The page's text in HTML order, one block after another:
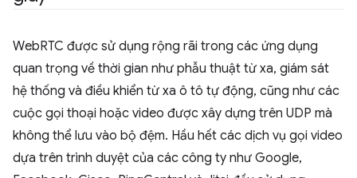
WebRTC được sử dụng rộng rãi trong các ứng dụng
quan trọng về thời gian như phẫu thuật từ xa, giám sát
hệ thống và điều khiển từ xa ô tô tự động, cũng như các
cuộc gọi thoại hoặc video được xây dựng trên UDP mà
không thể lưu vào bộ đệm. Hầu hết các dịch vụ gọi video
dựa trên trình duyệt của các công ty như Google,